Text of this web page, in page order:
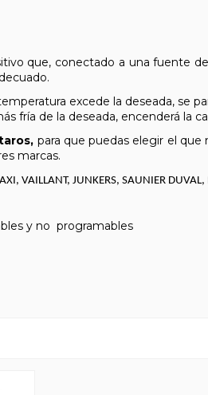
que, conectado a una fuente
excede la deseada, se
fría de la deseada, encenderá la
para que puedas elegir el
marcas.
VAILLANT, JUNKERS, SAUNIER
y no programables